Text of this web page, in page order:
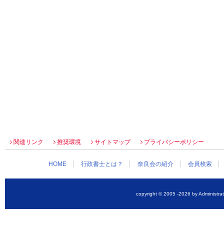
関連リンク 推奨環境 サイトマップ プライバシーポリシー
HOME 行政書士とは？ 奈良会の紹介 会員検索
copyright © 2005 -2026 by